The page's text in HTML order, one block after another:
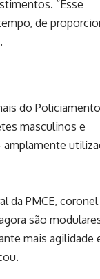
“Esse
de
do Policiamento
masculinos e
amplamente
da PMCE, coronel
são
mais agilidade